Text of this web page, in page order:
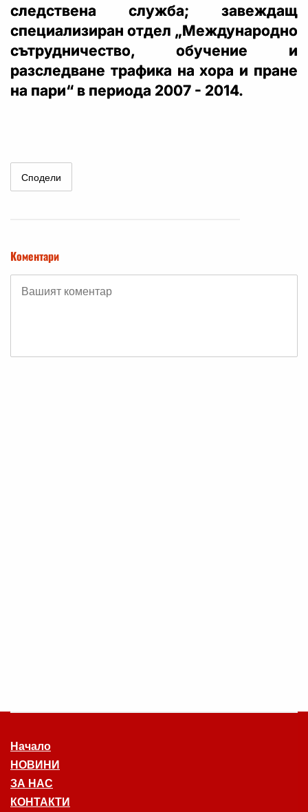
следствена служба; завеждащ
специализиран отдел „Международно
сътрудничество, обучение и
разследване трафика на хора и пране
на пари“ в периода 2007 - 2014.
Сподели
Коментари
Начало
НОВИНИ
ЗА НАС
КОНТАКТИ